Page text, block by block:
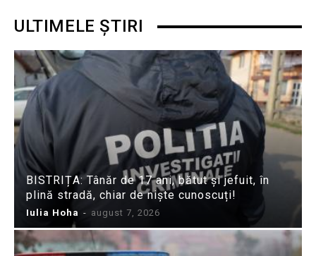
ULTIMELE ȘTIRI
BISTRIȚA: Tânăr de 17 ani, bătut și jefuit, în
plină stradă, chiar de niște cunoscuți!
Iulia Hoha - august 7, 2026